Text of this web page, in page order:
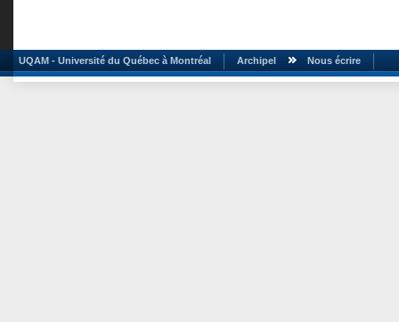
UQAM - Université du Québec à Montréal Archipel Nous écrire